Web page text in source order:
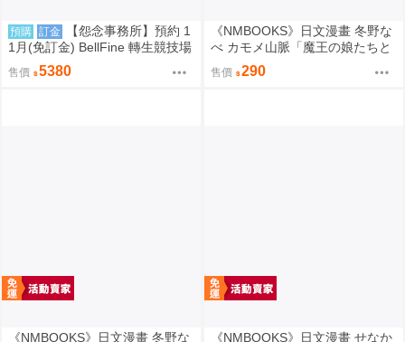
預購 訂金
【怨念事務所】預約 1
1月(免訂金) BellFine 轉生競技場
瑪爾 巴洛克 1/6 0830
售價 5380
《NMBOOKS》日文漫畫 冬野な
べ カモメ山脈「魔王の娘たちと
まぐわえば強くなれるって本当
ですか？ (7)」
售價 290
《NMBOOKS》日文漫畫 冬野な
《NMBOOKS》日文漫畫 せなか